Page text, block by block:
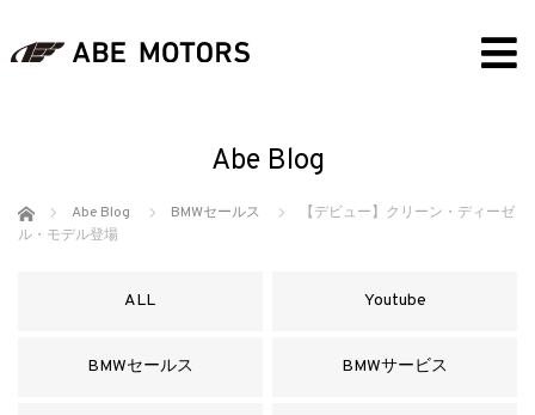
Abe Blog
ホーム Abe Blog BMWセールス
【デビュー】クリーン・ディーゼ
ル・モデル登場
ALL Youtube
BMWセールス BMWサービス